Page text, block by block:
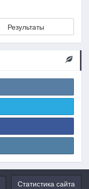
Результаты
Статистика сайта